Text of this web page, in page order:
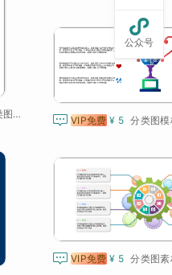
功能分类介绍图_功能分类图模板_功能模块图_分类介绍图  VIP免费 ¥ 5
 VIP免费 ¥ 5

公众号